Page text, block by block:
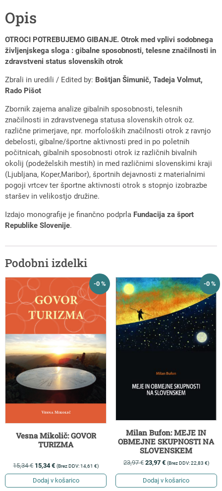
Opis
OTROCI POTREBUJEMO GIBANJE. Otrok med vplivi sodobnega
življenjskega sloga : gibalne sposobnosti, telesne značilnosti in
zdravstveni status slovenskih otrok
Zbrali in uredili / Edited by: Boštjan Šimunič, Tadeja Volmut,
Rado Pišot
Zbornik zajema analize gibalnih sposobnosti, telesnih
značilnosti in zdravstvenega statusa slovenskih otrok oz.
različne primerjave, npr. morfoloških značilnosti otrok z ravnjo
debelosti, gibalne/športne aktivnosti pred in po poletnih
počitnicah, gibalnih sposobnosti otrok iz različnih bivalnih
okolij (podeželskih mestih) in med različnimi slovenskimi kraji
(Ljubljana, Koper,Maribor), športnih dejavnosti z materialnimi
pogoji vrtcev ter športne aktivnosti otrok s stopnjo izobrazbe
staršev in velikostjo družine.
Izdajo monografije je finančno podprla Fundacija za šport
Republike Slovenije.
Podobni izdelki
-0 %
Vesna Mikolič: GOVOR
TURIZMA
15,34€ 15,34€ (Brez DDV:14,61€)
Dodaj v košarico
-0 %
Milan Bufon: MEJE IN
OBMEJNE SKUPNOSTI NA
SLOVENSKEM
23,97€ 23,97 € (Brez DDV:22,83 €)
Dodaj v košarico